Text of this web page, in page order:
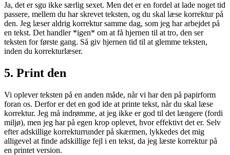
Ja, det er sgu ikke særlig sexet. Men det er en fordel at lade noget tid
passere, mellem du har skrevet teksten, og du skal læse korrektur på
den. Jeg læser aldrig korrektur samme dag, som jeg har arbejdet på
en tekst. Det handler *igen* om at få hjernen til at tro, den ser
teksten for første gang. Så giv hjernen tid til at glemme teksten,
inden du korrekturlæser.
5. Print den
Vi oplever teksten på en anden måde, når vi har den på papirform
foran os. Derfor er det en god ide at printe tekst, når du skal læse
korrektur. Jeg må indrømme, at jeg ikke er god til det længere (fordi
miljø), men jeg har på egen krop oplevet, hvor effektivt det er. Selv
efter adskillige korrekturrunder på skærmen, lykkedes det mig
alligevel at finde adskillige fejl i en tekst, da jeg læste korrektur på
en printet version.